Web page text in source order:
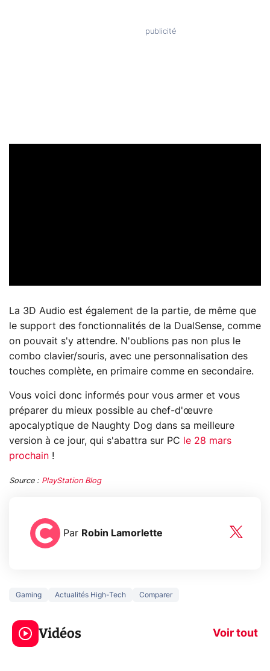
La 3D Audio est également de la partie, de même que
le support des fonctionnalités de la DualSense, comme
on pouvait s'y attendre. N'oublions pas non plus le
combo clavier/souris, avec une personnalisation des
touches complète, en primaire comme en secondaire.
Vous voici donc informés pour vous armer et vous
préparer du mieux possible au chef-d'œuvre
apocalyptique de Naughty Dog dans sa meilleure
version à ce jour, qui s'abattra sur PC
le 28 mars
prochain !
Source : PlayStation Blog
Par Robin Lamorlette
Gaming Actualités High-Tech Comparer
Vidéos Voir tout
3 écrans en 1 pour
319€ ? Voici L'AOC
CQ32G4ZA !
prochaine